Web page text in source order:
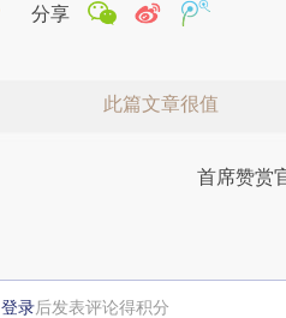
分享
此篇文章很值
首席赞赏
登录后发表评论得积分